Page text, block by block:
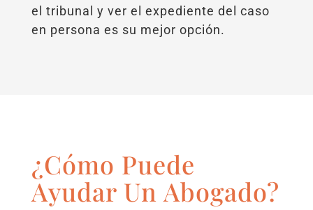
el tribunal y ver el expediente del caso
en persona es su mejor opción.
¿Cómo Puede
Ayudar Un Abogado?